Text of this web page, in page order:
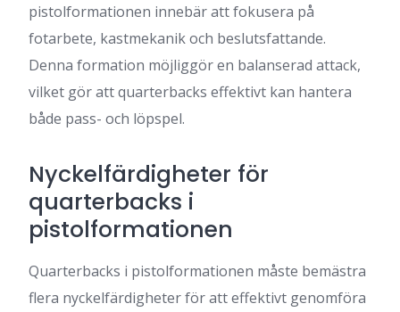
pistolformationen innebär att fokusera på
fotarbete, kastmekanik och beslutsfattande.
Denna formation möjliggör en balanserad attack,
vilket gör att quarterbacks effektivt kan hantera
både pass- och löpspel.
Nyckelfärdigheter för
quarterbacks i
pistolformationen
Quarterbacks i pistolformationen måste bemästra
flera nyckelfärdigheter för att effektivt genomföra